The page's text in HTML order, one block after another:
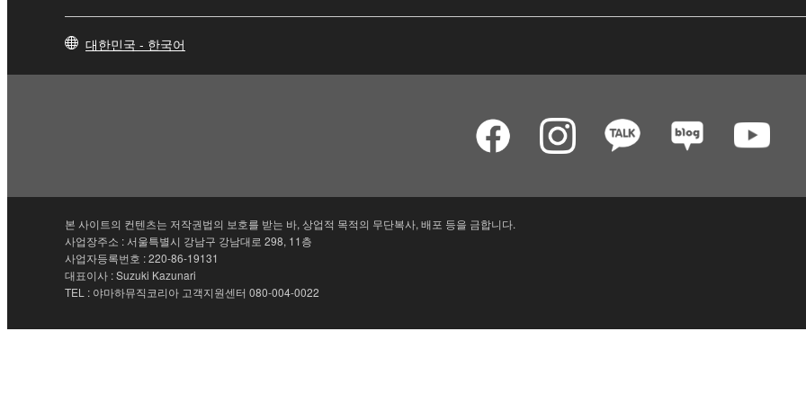
대한민국 - 한국어
본 사이트의 컨텐츠는 저작권법의 보호를 받는 바, 상업적 목적의 무단복사, 배포 등을 금합니다.
사업장주소 : 서울특별시 강남구 강남대로 298, 11층
사업자등록번호 : 220-86-19131
대표이사 : Suzuki Kazunari
TEL : 야마하뮤직코리아 고객지원센터 080-004-0022